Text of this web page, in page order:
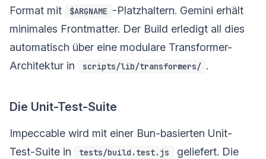
Format mit
$ARGNAME -Platzhaltern. Gemini erhält
minimales Frontmatter. Der Build erledigt all dies
automatisch über eine modulare Transformer-
Architektur in
scripts/lib/transformers/ .
Die Unit-Test-Suite
Impeccable wird mit einer Bun-basierten Unit-
Test-Suite in
tests/build.test.js
geliefert. Die